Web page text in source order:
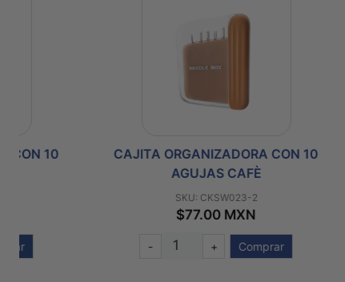
CAJITA ORGANIZADORA CON 10
AGUJAS CAFÈ
SKU: CKSW023-2
$77.00 MXN
+ Comprar